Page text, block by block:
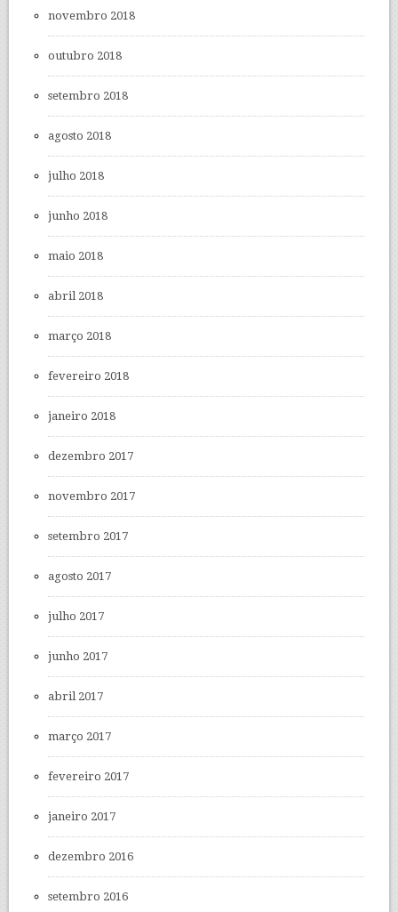
novembro 2018
outubro 2018
setembro 2018
agosto 2018
julho 2018
junho 2018
maio 2018
abril 2018
março 2018
fevereiro 2018
janeiro 2018
dezembro 2017
novembro 2017
setembro 2017
agosto 2017
julho 2017
junho 2017
abril 2017
março 2017
fevereiro 2017
janeiro 2017
dezembro 2016
setembro 2016